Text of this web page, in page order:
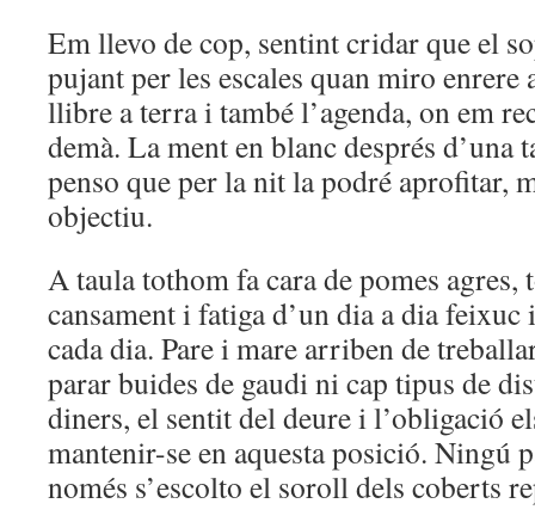
Em llevo de cop, sentint cridar que el
pujant per les escales quan miro
llibre a terra i també l’agenda, on em
demà. La ment en blanc després d’una
penso que per la nit la podré aprofitar,
objectiu.
A taula tothom fa cara de pomes agres,
cansament i fatiga d’un dia a dia feixuc
cada dia. Pare i mare arriben de
parar buides de gaudi ni cap tipus de
diners, el sentit del deure i l’obligació
mantenir-se en aquesta posició. Ningú
només s’escolto el soroll dels coberts